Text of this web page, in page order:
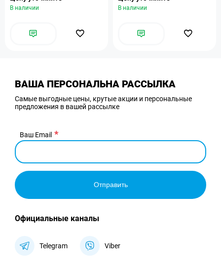
В наличии В наличии
ВАША ПЕРСОНАЛЬНА РАССЫЛКА
Самые выгодные цены, крутые акции и персональные
предложения в вашей рассылке
Ваш Email
Отправить
Официальные каналы
Telegram Viber